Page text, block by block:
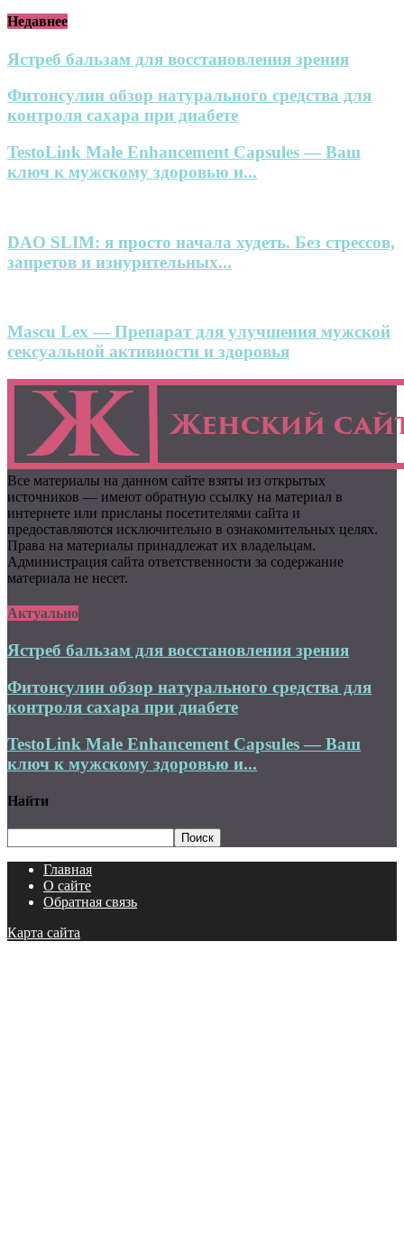
Недавнее
Ястреб бальзам для восстановления зрения
Фитонсулин обзор натурального средства для
контроля сахара при диабете
TestoLink Male Enhancement Capsules — Ваш
ключ к мужскому здоровью и...
DAO SLIM: я просто начала худеть. Без стрессов,
запретов и изнурительных...
Mascu Lex — Препарат для улучшения мужской
сексуальной активности и здоровья
Все материалы на данном сайте взяты из открытых
источников — имеют обратную ссылку на материал в
интернете или присланы посетителями сайта и
предоставляются исключительно в ознакомительных целях.
Права на материалы принадлежат их владельцам.
Администрация сайта ответственности за содержание
материала не несет.
Актуально
Ястреб бальзам для восстановления зрения
Фитонсулин обзор натурального средства для
контроля сахара при диабете
TestoLink Male Enhancement Capsules — Ваш
ключ к мужскому здоровью и...
Найти
Главная
О сайте
Обратная связь
Карта сайта